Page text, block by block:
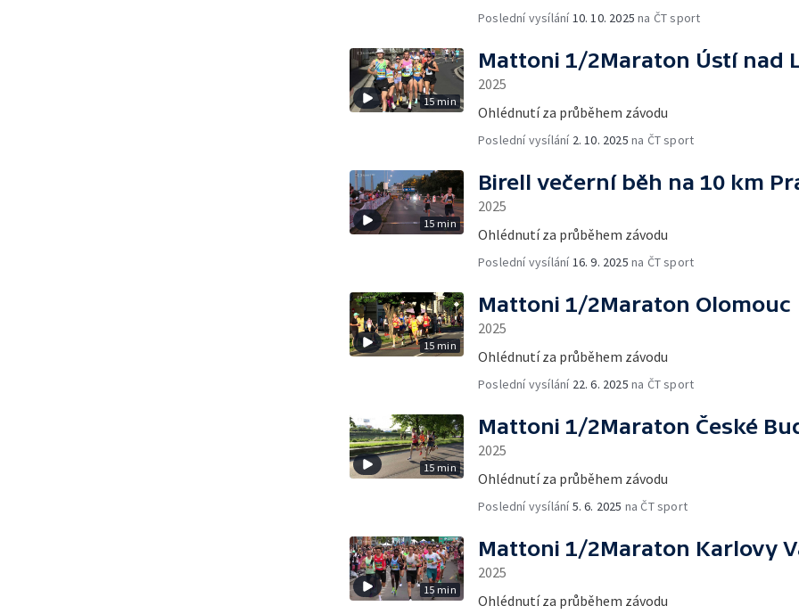
Poslední vysílání 10. 10. 2025 na ČT sport
15 min
Mattoni 1/2Maraton Ústí nad
2025
Ohlédnutí za průběhem závodu
Poslední vysílání 2. 10. 2025 na ČT sport
15 min
Birell večerní běh na 10 km
2025
Ohlédnutí za průběhem závodu
Poslední vysílání 16. 9. 2025 na ČT sport
15 min
Mattoni 1/2Maraton Olomouc
2025
Ohlédnutí za průběhem závodu
Poslední vysílání 22. 6. 2025 na ČT sport
15 min
Mattoni 1/2Maraton České
2025
Ohlédnutí za průběhem závodu
Poslední vysílání5. 6. 2025 na ČT sport
15 min
Mattoni 1/2Maraton Karlovy
2025
Ohlédnutí za průběhem závodu